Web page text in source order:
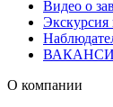
Видео о
Экскурсия
О компании